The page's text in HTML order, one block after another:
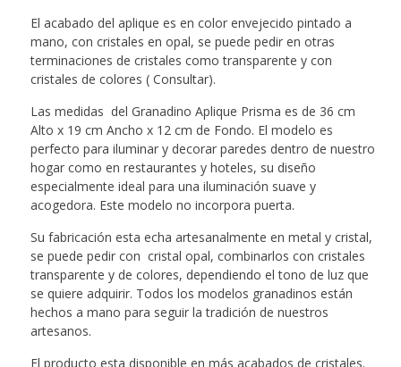
El acabado del aplique es en color envejecido pintado a
mano, con cristales en opal, se puede pedir en otras
terminaciones de cristales como transparente y con
cristales de colores ( Consultar).
Las medidas del Granadino Aplique Prisma es de 36 cm
Alto x 19 cm Ancho x 12 cm de Fondo. El modelo es
perfecto para iluminar y decorar paredes dentro de nuestro
hogar como en restaurantes y hoteles, su diseño
especialmente ideal para una iluminación suave y
acogedora. Este modelo no incorpora puerta.
Su fabricación esta echa artesanalmente en metal y cristal,
se puede pedir con cristal opal, combinarlos con cristales
transparente y de colores, dependiendo el tono de luz que
se quiere adquirir. Todos los modelos granadinos están
hechos a mano para seguir la tradición de nuestros
artesanos.
El producto esta disponible en más acabados de cristales.